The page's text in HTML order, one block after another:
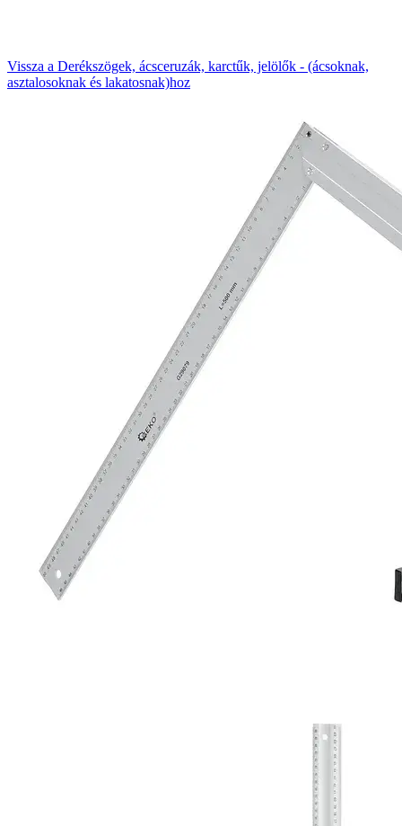
Vissza a Derékszögek, ácsceruzák, karctűk, jelölők - (ácsoknak,
asztalosoknak és lakatosnak)hoz